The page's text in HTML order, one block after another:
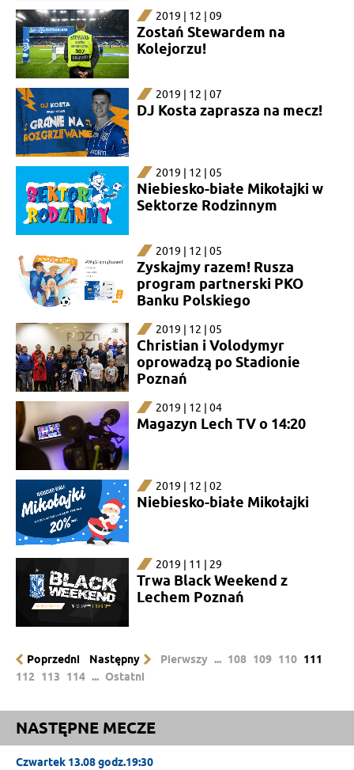
2019 | 12 | 09
Zostań Stewardem na
Kolejorzu!
2019 | 12 | 07
DJ Kosta zaprasza na mecz!
2019 | 12 | 05
Niebiesko-białe Mikołajki w
Sektorze Rodzinnym
2019 | 12 | 05
Zyskajmy razem! Rusza
program partnerski PKO
Banku Polskiego
2019 | 12 | 05
Christian i Volodymyr
oprowadzą po Stadionie
Poznań
2019 | 12 | 04
Magazyn Lech TV o 14:20
2019 | 12 | 02
Niebiesko-białe Mikołajki
2019 | 11 | 29
Trwa Black Weekend z
Lechem Poznań
Poprzedni Następny Pierwszy ... 108 109 110 111
112
113 114 ... Ostatni
NASTĘPNE MECZE
Czwartek 13.08 godz.19:30